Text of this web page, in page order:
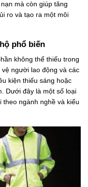
mà còn giúp tăng
ro và tạo ra một môi
phổ biến
không thể thiếu trong
người lao động và các
kiện thiếu sáng hoặc
Dưới đây là một số loại
ngành nghề và kiểu